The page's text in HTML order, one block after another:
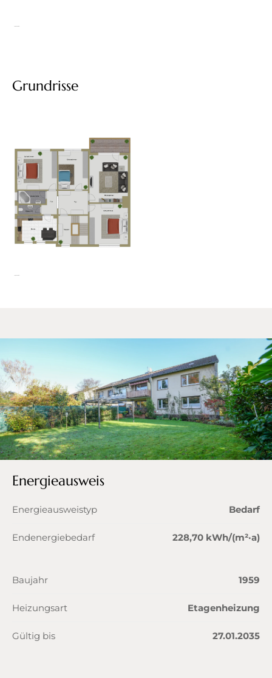
Grundrisse
Energieausweis
Energieausweistyp Bedarf
Endenergiebedarf 228,70 kWh/(m²·a)
Baujahr 1959
Heizungsart Etagenheizung
Gültig bis 27.01.2035